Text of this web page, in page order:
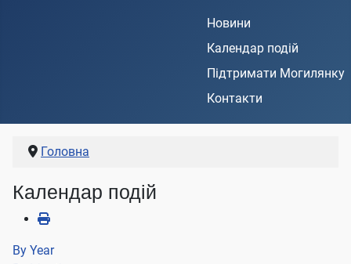
Новини
Календар подій
Підтримати Могилянку
Контакти
Головна
Календар подій
By Year